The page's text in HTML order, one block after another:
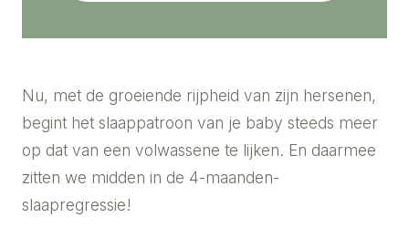
Nu, met de groeiende rijpheid van zijn hersenen,
begint het slaappatroon van je baby steeds meer
op dat van een volwassene te lijken. En daarmee
zitten we midden in de 4-maanden-
slaapregressie!